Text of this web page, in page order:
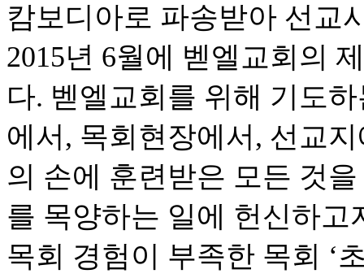
캄보디아로 파송받아 선교
2015년 6월에 벧엘교회의
다. 벧엘교회를 위해 기도
에서, 목회현장에서, 선교
의 손에 훈련받은 모든 것
를 목양하는 일에 헌신하
목회 경험이 부족한 목회 ‘